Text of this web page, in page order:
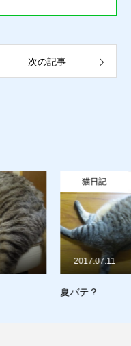
次の記事
猫日記
2017.07.11